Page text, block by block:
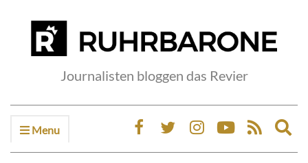
Journalisten bloggen das Revier
Menu